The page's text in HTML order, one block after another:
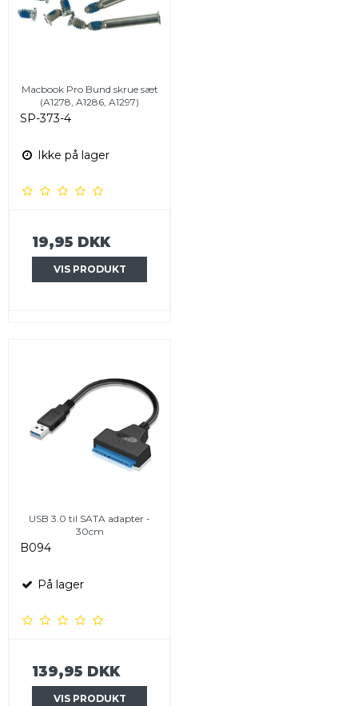
Macbook Pro Bund skrue sæt
(A1278, A1286, A1297)
SP-373-4
Ikke på lager
19,95 DKK
VIS PRODUKT
USB 3.0 til SATA adapter -
30cm
B094
På lager
139,95 DKK
VIS PRODUKT